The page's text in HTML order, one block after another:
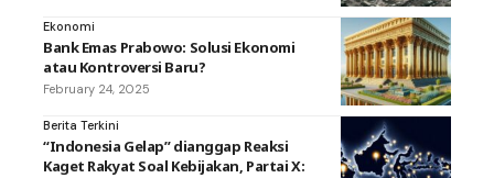
Ekonomi
Bank Emas Prabowo: Solusi Ekonomi
atau Kontroversi Baru?
February 24, 2025
Berita Terkini
“Indonesia Gelap” dianggap Reaksi
Kaget Rakyat Soal Kebijakan, Partai X: